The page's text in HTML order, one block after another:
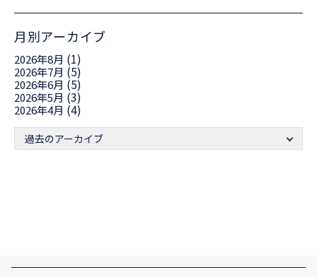
月別アーカイブ
2026年8月 (1)
2026年7月 (5)
2026年6月 (5)
2026年5月 (3)
2026年4月 (4)
過去のアーカイブ